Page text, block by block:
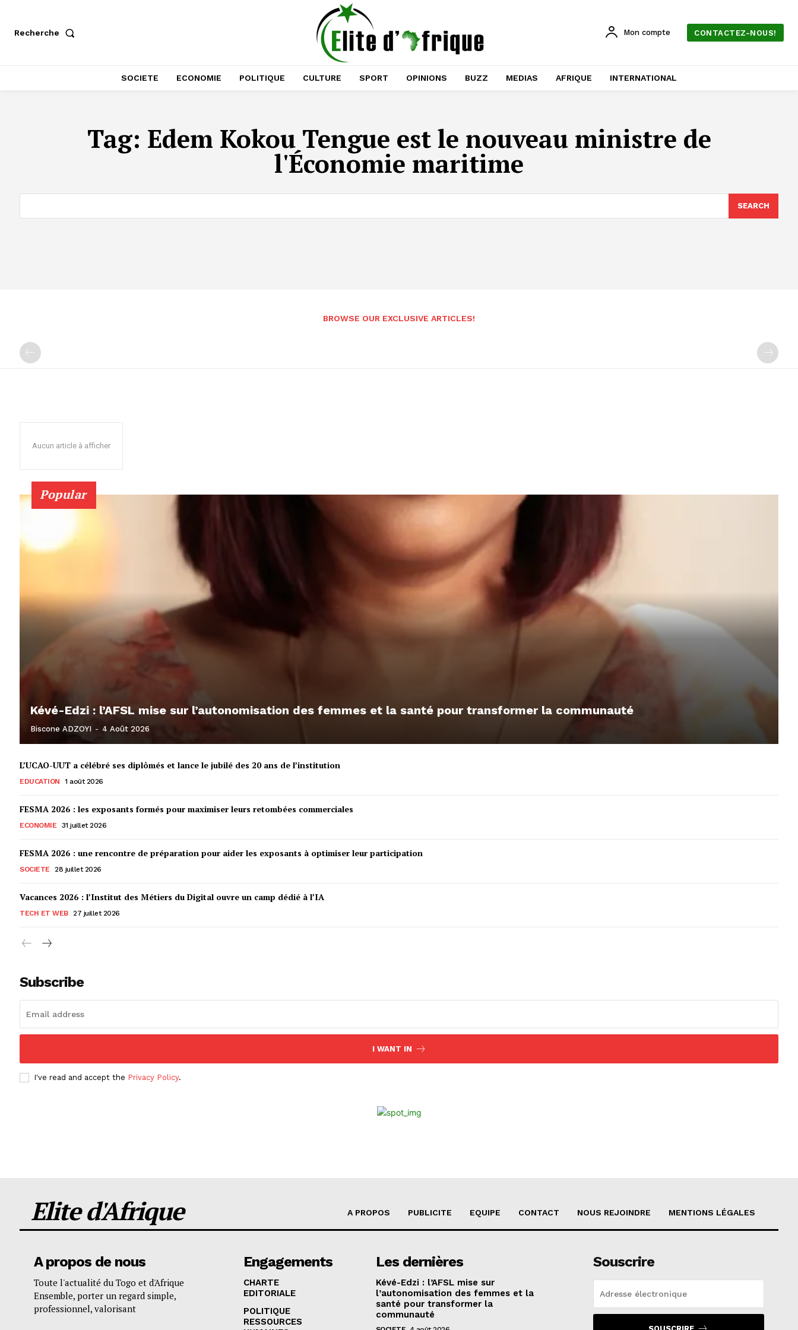
Recherche Mon compte CONTACTEZ-NOUS!
SOCIETE ECONOMIE POLITIQUE CULTURE SPORT OPINIONS BUZZ MEDIAS AFRIQUE INTERNATIONAL
Tag: Edem Kokou Tengue est le nouveau ministre de
l'Économie maritime
SEARCH
BROWSE OUR EXCLUSIVE ARTICLES!
Aucun article à afficher
Popular
Kévé-Edzi : l’AFSL mise sur l’autonomisation des femmes et la santé pour transformer la communauté
Biscone ADZOYI - 4 Août 2026
L’UCAO-UUT a célébré ses diplômés et lance le jubilé des 20 ans de l’institution
EDUCATION 1 août 2026
FESMA 2026 : les exposants formés pour maximiser leurs retombées commerciales
ECONOMIE 31 juillet 2026
FESMA 2026 : une rencontre de préparation pour aider les exposants à optimiser leur participation
SOCIETE 28 juillet 2026
Vacances 2026 : l’Institut des Métiers du Digital ouvre un camp dédié à l’IA
TECH ET WEB 27 juillet 2026
Subscribe
I WANT IN
I've read and accept the Privacy Policy.
Elite d'Afrique A PROPOS PUBLICITE EQUIPE CONTACT NOUS REJOINDRE MENTIONS LÉGALES
A propos de nous
Toute l'actualité du Togo et d'Afrique
Ensemble, porter un regard simple,
professionnel, valorisant
Engagements
CHARTE
EDITORIALE
POLITIQUE
RESSOURCES
Les dernières
Kévé-Edzi : l’AFSL mise sur
l’autonomisation des femmes et la
santé pour transformer la
communauté
Souscrire